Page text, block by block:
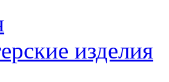
изделия